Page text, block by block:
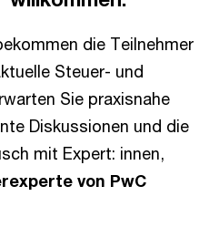
die Teilnehmer
Steuer- und
Sie praxisnahe
Diskussionen und die
mit Expert: innen,
von PwC